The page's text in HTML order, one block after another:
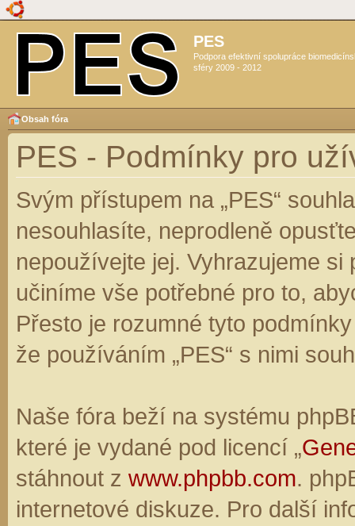
PES
Podpora efektivní spolupráce
sféry 2009 - 2012
Obsah fóra
PES - Podmínky pro
Svým přístupem na „PES“
nesouhlasíte, neprodleně
nepoužívejte jej. Vyhrazujeme
učiníme vše potřebné pro to,
Přesto je rozumné tyto
že používáním „PES“ s nimi
Naše fóra beží na systému
které je vydané pod licencí „
stáhnout z www.phpbb.com.
internetové diskuze. Pro další